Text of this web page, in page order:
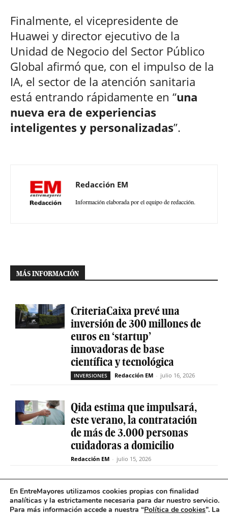
Finalmente, el vicepresidente de
Huawei y director ejecutivo de la
Unidad de Negocio del Sector Público
Global afirmó que, con el impulso de la
IA, el sector de la atención sanitaria
está entrando rápidamente en “una
nueva era de experiencias
inteligentes y personalizadas”.
Redacción EM
Información elaborada por el equipo de redacción.
MÁS INFORMACIÓN
CriteriaCaixa prevé una
inversión de 300 millones de
euros en ‘startup’
innovadoras de base
científica y tecnológica
INVERSIONES Redacción EM - julio 16, 2026
Qida estima que impulsará,
este verano, la contratación
de más de 3.000 personas
cuidadoras a domicilio
Redacción EM - julio 15, 2026
La sociedad de capital riesgo
Axis invertirá hasta 15
En EntreMayores utilizamos cookies propias con finalidad
analíticas y la estrictamente necesaria para dar nuestro servicio.
Para más información accede a nuestra “Política de cookies”. La